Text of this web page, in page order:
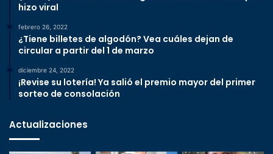
hizo viral
febrero 26, 2022
¿Tiene billetes de algodón? Vea cuáles dejan de
circular a partir del 1 de marzo
diciembre 24, 2022
¡Revise su lotería! Ya salió el premio mayor del primer
sorteo de consolación
Actualizaciones